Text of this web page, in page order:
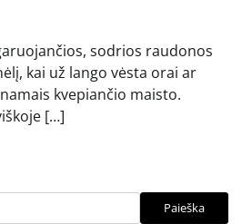
sodrios raudonos
kai už lango vėsta orai ar
kvepiančio maisto.
[…]
Paieška